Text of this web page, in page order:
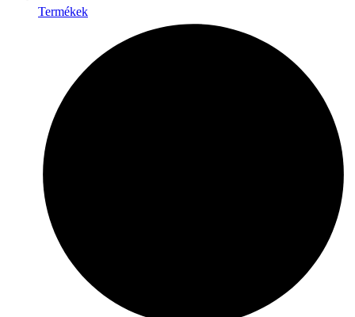
Termékek